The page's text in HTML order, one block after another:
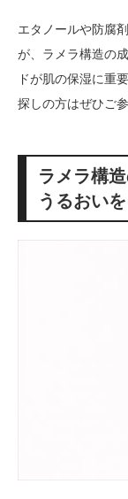
エタノールや防腐
が、ラメラ構造の
ドが肌の保湿に重
探しの方はぜひご
ラメラ構
うるおい